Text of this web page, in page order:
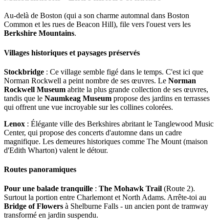
Au-delà de Boston (qui a son charme automnal dans Boston
Common et les rues de Beacon Hill), file vers l'ouest vers les
Berkshire Mountains.
Villages historiques et paysages préservés
Stockbridge : Ce village semble figé dans le temps. C'est ici que
Norman Rockwell a peint nombre de ses œuvres. Le Norman
Rockwell Museum abrite la plus grande collection de ses œuvres,
tandis que le Naumkeag Museum propose des jardins en terrasses
qui offrent une vue incroyable sur les collines colorées.
Lenox : Élégante ville des Berkshires abritant le Tanglewood Music
Center, qui propose des concerts d'automne dans un cadre
magnifique. Les demeures historiques comme The Mount (maison
d'Edith Wharton) valent le détour.
Routes panoramiques
Pour une balade tranquille : The Mohawk Trail (Route 2).
Surtout la portion entre Charlemont et North Adams. Arrête-toi au
Bridge of Flowers à Shelburne Falls - un ancien pont de tramway
transformé en jardin suspendu.